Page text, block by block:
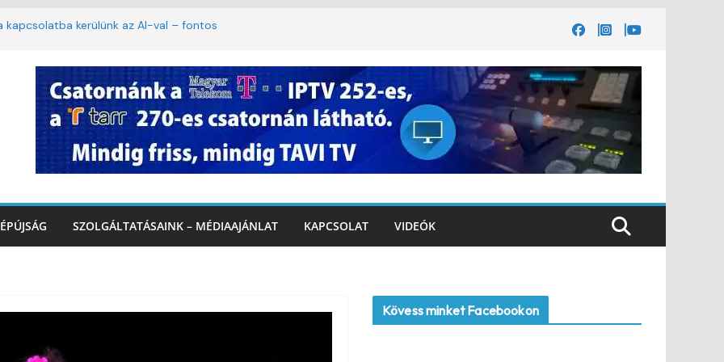
kapcsolatba kerülünk az AI-val – fontos
felfrissülés: jövő héten újra berobban
szolgáltatásnyújtás a hőségriadó alatt
Városi Gyógyfürdő és
SZOLGÁLTATÁSAINK – MÉDIAAJÁNLAT KAPCSOLAT VIDEÓK
Kövess minket Facebookon